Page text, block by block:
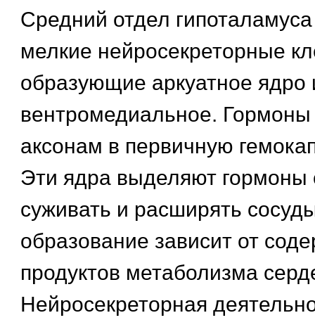
Средний отдел
мелкие нейросекреторные
образующие аркуатное ядро
вентромедиальное. Гормоны
аксонам в первичную
Эти ядра выделяют гормоны
суживать и расширять
образование зависит от
продуктов метаболизма
Нейросекреторная